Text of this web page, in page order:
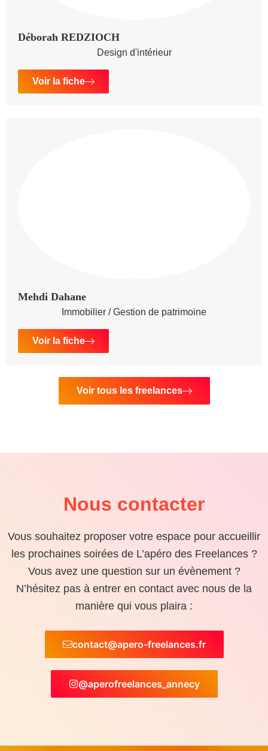
Déborah REDZIOCH
Design d'intérieur
Voir la fiche
Mehdi Dahane
Immobilier / Gestion de patrimoine
Voir la fiche
Voir tous les freelances
Nous contacter
Vous souhaitez proposer votre espace pour accueillir
les prochaines soirées de L’apéro des Freelances ?
Vous avez une question sur un évènement ?
N’hésitez pas à entrer en contact avec nous de la
manière qui vous plaira :
contact@apero-freelances.fr
@aperofreelances_annecy